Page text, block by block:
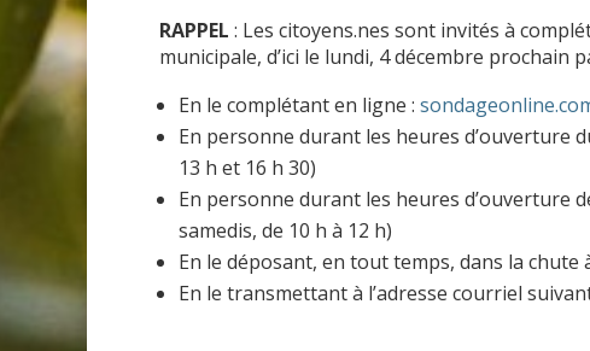
RAPPEL : Les citoyens.nes sont invités à
municipale, d’ici le lundi, 4 décembre prochain
En le complétant en ligne :
En personne durant les heures d’ouverture
13 h et 16 h 30)
En personne durant les heures d’ouverture
samedis, de 10 h à 12 h)
En le déposant, en tout temps, dans la
En le transmettant à l’adresse courriel